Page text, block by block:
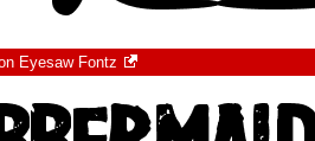
Eyesaw Fontz